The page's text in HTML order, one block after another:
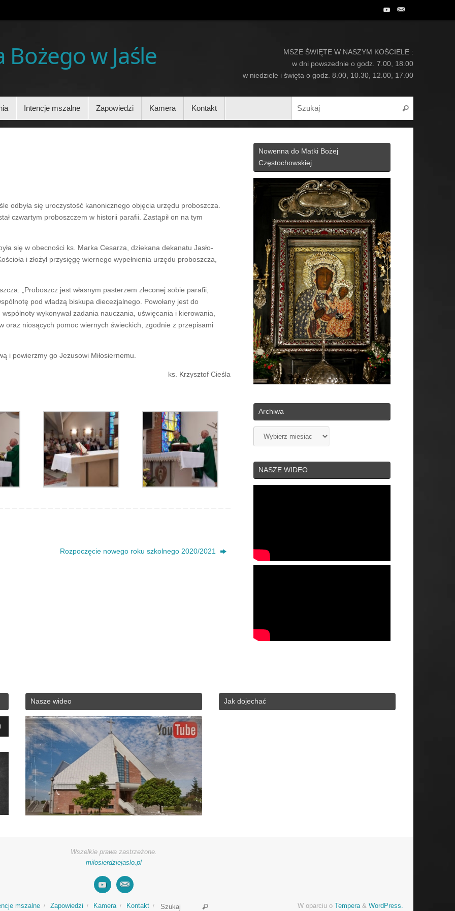
Bożego w Jaśle
MSZE ŚWIĘTE W NASZYM KOŚCIELE :
w dni powszednie o godz. 7.00, 18.00
w niedziele i święta o godz. 8.00, 10.30, 12.00, 17.00
Intencje mszalne Zapowiedzi Kamera Kontakt Szukaj
odbyła się uroczystość kanonicznego objęcia urzędu proboszcza.
czwartym proboszczem w historii parafii. Zastąpił on na tym
się w obecności ks. Marka Cesarza, dziekana dekanatu Jasło-
i złożył przysięgę wiernego wypełnienia urzędu proboszcza,
„Proboszcz jest własnym pasterzem zleconej sobie parafii,
pod władzą biskupa diecezjalnego. Powołany jest do
wykonywał zadania nauczania, uświęcania i kierowania,
oraz niosących pomoc wiernych świeckich, zgodnie z przepisami
i powierzmy go Jezusowi Miłosiernemu.
ks. Krzysztof Cieśla
Rozpoczęcie nowego roku szkolnego 2020/2021
Nowenna do Matki Bożej
Częstochowskiej
Archiwa
NASZE WIDEO
Nasze wideo Jak dojechać
Wszelkie prawa zastrzeżone.
milosierdziejaslo.pl
mszalne Zapowiedzi Kamera Kontakt Szukaj W oparciu o Tempera& WordPress.